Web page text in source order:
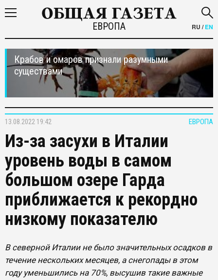
ЕВРОПА RU /EN
Крабов и омаров признали разумными
существами
ЕВРОПА
13.08.2022 19:42
Из-за засухи в Италии
уровень воды в самом
большом озере Гарда
приближается к рекордно
низкому показателю
В северной Италии не было значительных осадков в
течение нескольких месяцев, а снегопады в этом
году уменьшились на 70%, высушив такие важные